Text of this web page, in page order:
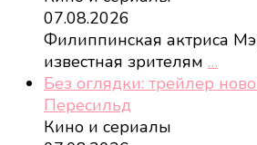
07.08.2026
Филиппинская актриса
известная зрителям …
Без оглядки: трейлер
Пересильд
Кино и сериалы